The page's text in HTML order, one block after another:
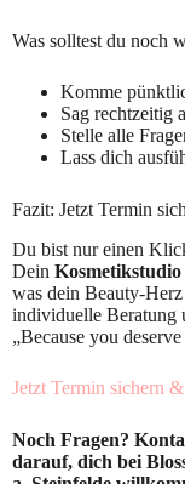
Was solltest du noch
Komme
Sag rechtzeitig
Stelle alle
Lass dich
Fazit: Jetzt Termin
Du bist nur einen
Dein
was dein Beauty-
individuelle Beratung
„Because you
Jetzt Termin sichern
Noch Fragen?
darauf, dich bei